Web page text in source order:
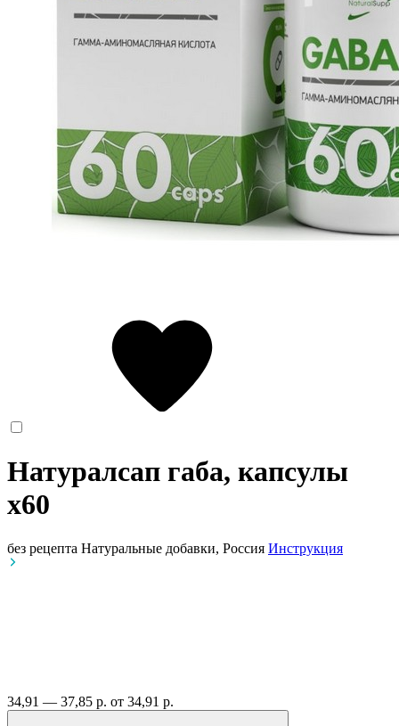
Натуралсап габа, капсулы
x60
без рецепта Натуральные добавки, Россия Инструкция
34,91 — 37,85 р. от 34,91 р.